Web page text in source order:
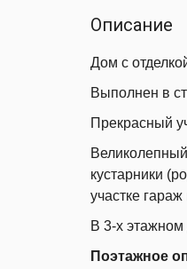
Описание
Дом с
Выполнен в
Прекрасный
кустарники
участке
В 3-х
Поэтажное